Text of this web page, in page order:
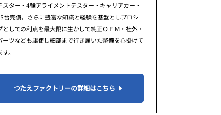
スター・4輪アライメントテスター・キャリアカー・
台完備。さらに豊富な知識と経験を基盤としプロシ
としての利点を最大限に生かして純正ＯＥＭ・社外・
ーツなども駆使し細部まで行き届いた整備を心掛けて
。
つたえファクトリーの詳細はこちら